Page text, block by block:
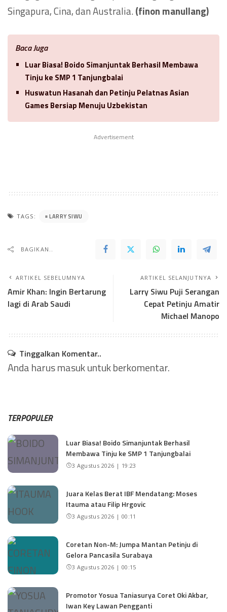
Singapura, Cina, dan Australia.(finon manullang)
Baca Juga
Luar Biasa! Boido Simanjuntak Berhasil Membawa
Tinju ke SMP 1 Tanjungbalai
Huswatun Hasanah dan Petinju Pelatnas Asian
Games Bersiap Menuju Uzbekistan
Advertisement
TAGS: LARRY SIWU
BAGIKAN..
ARTIKEL SEBELUMNYA
Amir Khan: Ingin Bertarung
lagi di Arab Saudi
ARTIKEL SELANJUTNYA
Larry Siwu Puji Serangan
Cepat Petinju Amatir
Michael Manopo
Tinggalkan Komentar..
Anda harusmasukuntuk berkomentar.
TERPOPULER
Luar Biasa! Boido Simanjuntak Berhasil
Membawa Tinju ke SMP 1 Tanjungbalai
3 Agustus 2026 | 19:23
Juara Kelas Berat IBF Mendatang: Moses
Itauma atau Filip Hrgovic
3 Agustus 2026 | 00:11
Coretan Non-M: Jumpa Mantan Petinju di
Gelora Pancasila Surabaya
3 Agustus 2026 | 00:15
Promotor Yosua Taniasurya Coret Oki Akbar,
Iwan Key Lawan Pengganti